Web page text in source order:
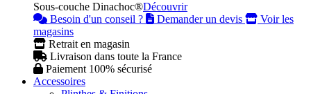
Sous-couche Dinachoc®Découvrir
Besoin d'un conseil ?
Demander un devis
Voir les
magasins
Retrait en magasin
Livraison dans toute la France
Paiement 100% sécurisé
Accessoires